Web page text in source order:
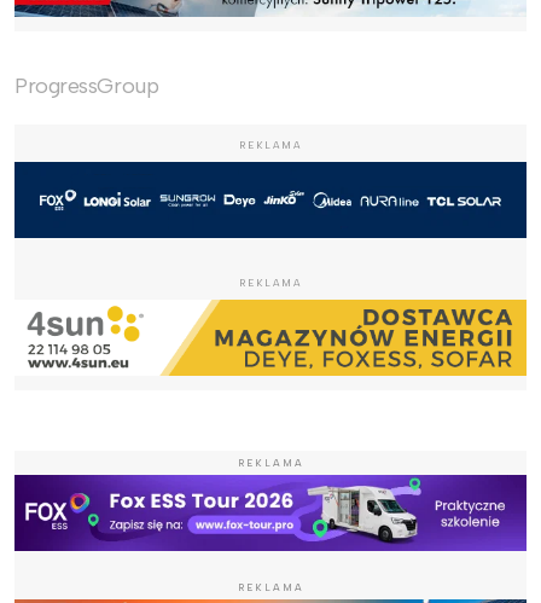
ProgressGroup
REKLAMA
REKLAMA
REKLAMA
REKLAMA